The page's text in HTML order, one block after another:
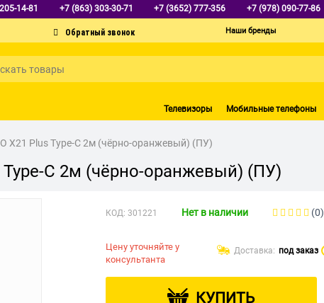
14-81 +7 (863) 303-30-71 +7 (3652) 777-356 +7 (978) 090-77-86
Наши бренды
Телевизоры Мобильные телефоны
X21 Plus Type-C 2м (чёрно-оранжевый) (ПУ)
C 2м (чёрно-оранжевый) (ПУ)
КОД: 301221 Нет в наличии (0)
Цену уточняйте у
консультанта
Доставка: под заказ
КУПИТЬ